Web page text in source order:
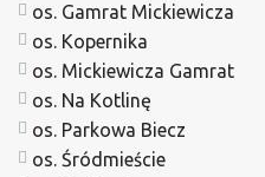
os. Gamrat Mickiewicza
os. Kopernika
os. Mickiewicza Gamrat
os. Na Kotlinę
os. Parkowa Biecz
os. Śródmieście